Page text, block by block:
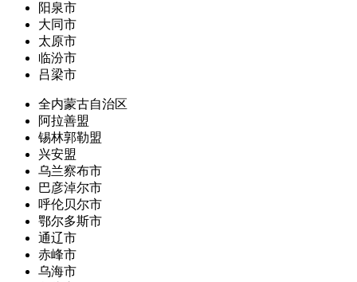
阳泉市
大同市
太原市
临汾市
吕梁市
全内蒙古自治区
阿拉善盟
锡林郭勒盟
兴安盟
乌兰察布市
巴彦淖尔市
呼伦贝尔市
鄂尔多斯市
通辽市
赤峰市
乌海市